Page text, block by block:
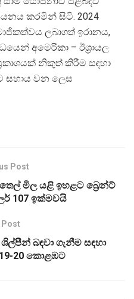
යයනය කරමින් සිටී. 2024
ලබාගත් ඉරානය,
අමෙරිකා – ඊශ්රායල
රකාශයක් නිකුත් කිරීම සඳහා
සහාය වන ලෙස
Post
මිල යළි ඉහළට බ්‍රෙන්ට්
107 ඉක්මවයි
Post
බඳවා ගැනීම සඳහා
20 කොළඹට